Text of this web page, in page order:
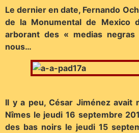
Le dernier en date, Fernando
de la Monumental de Mexico
arborant des « medias negras
nous…
Il y a peu, César Jiménez avait
Nîmes le jeudi 16 septembre
des bas noirs le jeudi 15